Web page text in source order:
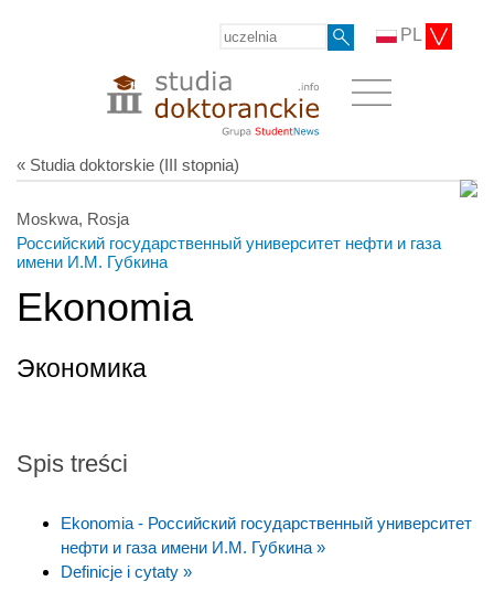
PL
« Studia doktorskie (III stopnia)
Moskwa, Rosja
Российский государственный университет нефти и газа
имени И.М. Губкина
Ekonomia
Экономика
Spis treści
Ekonomia - Российский государственный университет
нефти и газа имени И.М. Губкина »
Definicje i cytaty »